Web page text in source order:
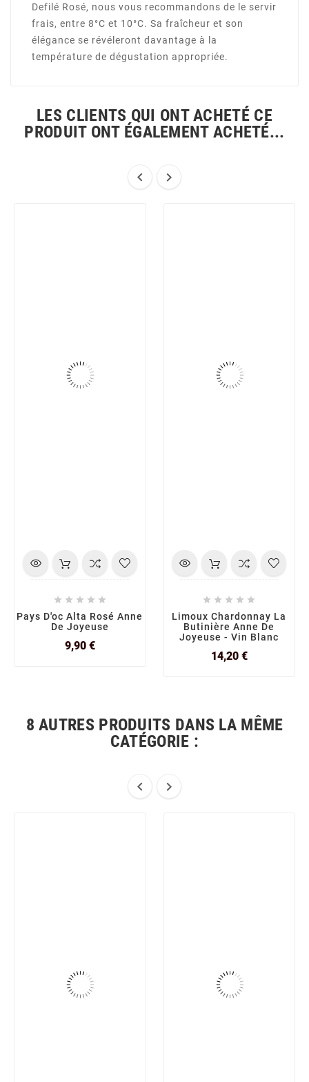
Defilé Rosé, nous vous recommandons de le servir
frais, entre 8°C et 10°C. Sa fraîcheur et son
élégance se révéleront davantage à la
température de dégustation appropriée.
LES CLIENTS QUI ONT ACHETÉ CE
PRODUIT ONT ÉGALEMENT ACHETÉ...
 
    
Pays D'oc Alta Rosé Anne
De Joyeuse
9,90 €Prix
    
Limoux Chardonnay La
Butinière Anne De
Joyeuse - Vin Blanc
14,20 €Prix
8 AUTRES PRODUITS DANS LA MÊME
CATÉGORIE :
 